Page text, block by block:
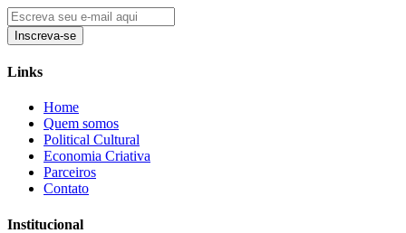
Inscreva-se
Links
Home
Quem somos
Political Cultural
Economia Criativa
Parceiros
Contato
Institucional